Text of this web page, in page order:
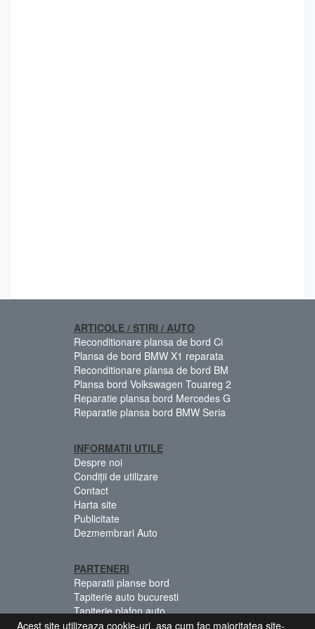
ARTICOLE / STIRI / AUTO
Reconditionare plansa de bord Ci
Plansa de bord BMW X1 reparata
Reconditionare plansa de bord BM
Plansa bord Volkswagen Touareg 2
Reparatie plansa bord Mercedes G
Reparatie plansa bord BMW Seria
INFORMATII UTILE
Despre noi
Condiții de utilizare
Contact
Harta site
Publicitate
Dezmembrari Auto
PARTENERI
Reparatii planse bord
Tapiterie auto bucuresti
Tapiterie plafon auto
Centuri siguranta colorate
Acest site utilizeaza cookie-uri, asa cum fac majoritatea site-